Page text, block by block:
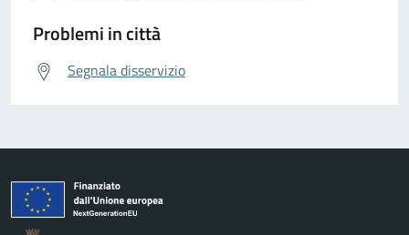
Problemi in città
Segnala disservizio